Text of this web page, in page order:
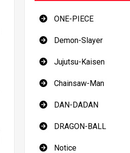
ONE-PIECE
Demon-Slayer
Jujutsu-Kaisen
Chainsaw-Man
DAN-DADAN
DRAGON-BALL
Notice